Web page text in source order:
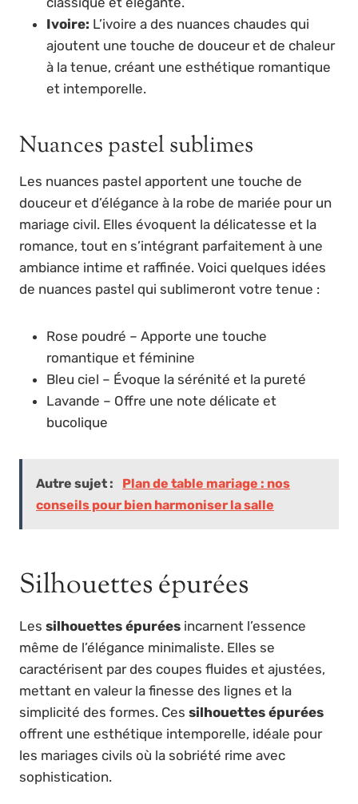
Ivoire: L’ivoire a des nuances chaudes qui
ajoutent une touche de douceur et de chaleur
à la tenue, créant une esthétique romantique
et intemporelle.
Nuances pastel sublimes
Les nuances pastel apportent une touche de
douceur et d’élégance à la robe de mariée pour un
mariage civil. Elles évoquent la délicatesse et la
romance, tout en s’intégrant parfaitement à une
ambiance intime et raffinée. Voici quelques idées
de nuances pastel qui sublimeront votre tenue :
Rose poudré – Apporte une touche
romantique et féminine
Bleu ciel – Évoque la sérénité et la pureté
Lavande – Offre une note délicate et
bucolique
Autre sujet :
Plan de table mariage : nos
conseils pour bien harmoniser la salle
Silhouettes épurées
Les silhouettes épurées incarnent l’essence
même de l’élégance minimaliste. Elles se
caractérisent par des coupes fluides et ajustées,
mettant en valeur la finesse des lignes et la
simplicité des formes. Ces silhouettes épurées
offrent une esthétique intemporelle, idéale pour
les mariages civils où la sobriété rime avec
sophistication.